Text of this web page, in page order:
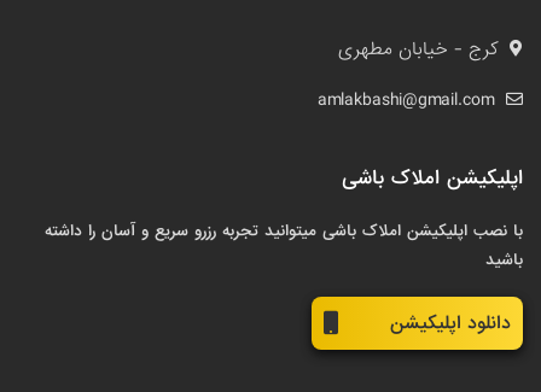
کرج - خیابان مطهری
amlakbashi@gmail.com
اپلیکیشن املاک باشی
با نصب اپلیکیشن املاک باشی میتوانید تجربه رزرو سریع و آسان را داشته
باشید
دانلود اپلیکیشن